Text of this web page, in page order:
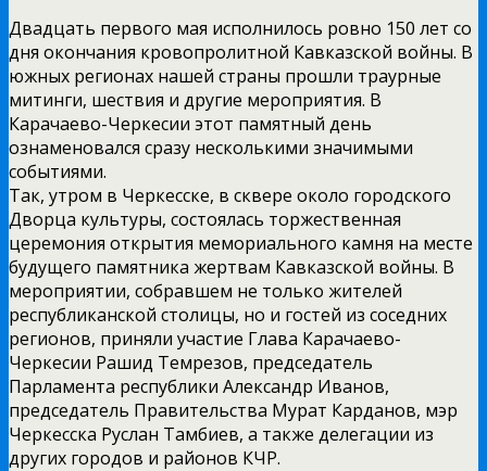
Двадцать первого мая исполнилось ровно 150 лет со
дня окончания кровопролитной Кавказской войны. В
южных регионах нашей страны прошли траурные
митинги, шествия и другие мероприятия. В
Карачаево-Черкесии этот памятный день
ознаменовался сразу несколькими значимыми
событиями.
Так, утром в Черкесске, в сквере около городского
Дворца культуры, состоялась торжественная
церемония открытия мемориального камня на месте
будущего памятника жертвам Кавказской войны. В
мероприятии, собравшем не только жителей
республиканской столицы, но и гостей из соседних
регионов, приняли участие Глава Карачаево-
Черкесии Рашид Темрезов, председатель
Парламента республики Александр Иванов,
председатель Правительства Мурат Карданов, мэр
Черкесска Руслан Тамбиев, а также делегации из
других городов и районов КЧР.